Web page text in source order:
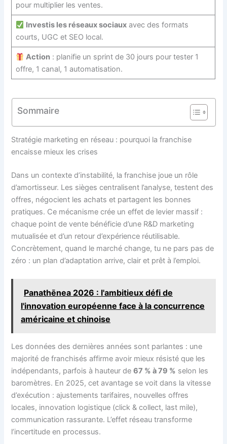
pour multiplier les ventes.
Investis les réseaux sociaux avec des formats
courts, UGC et SEO local.
Action : planifie un sprint de 30 jours pour tester 1
offre, 1 canal, 1 automatisation.
Sommaire
Stratégie marketing en réseau : pourquoi la franchise
encaisse mieux les crises
Dans un contexte d’instabilité, la franchise joue un rôle
d’amortisseur. Les sièges centralisent l’analyse, testent des
offres, négocient les achats et partagent les bonnes
pratiques. Ce mécanisme crée un effet de levier massif :
chaque point de vente bénéficie d’une R&D marketing
mutualisée et d’un retour d’expérience réutilisable.
Concrètement, quand le marché change, tu ne pars pas de
zéro : un plan d’adaptation arrive, clair et prêt à l’emploi.
Panathēnea 2026 : l'ambitieux défi de
l'innovation européenne face à la concurrence
américaine et chinoise
Les données des dernières années sont parlantes : une
majorité de franchisés affirme avoir mieux résisté que les
indépendants, parfois à hauteur de67 % à 79 % selon les
baromètres. En 2025, cet avantage se voit dans la vitesse
d’exécution : ajustements tarifaires, nouvelles offres
locales, innovation logistique (click & collect, last mile),
communication rassurante. L’effet réseau transforme
l’incertitude en processus.